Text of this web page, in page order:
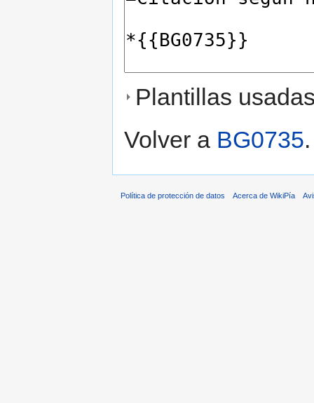
Plantillas
Volver a BG0735.
Política de protección de datos Acerca de WikiPía